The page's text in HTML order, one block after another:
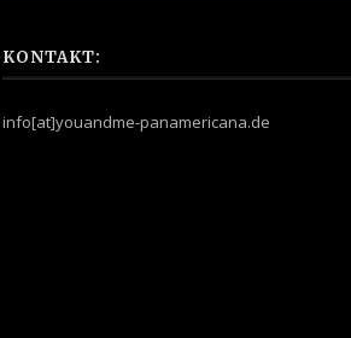
KONTAKT:
info[at]youandme-panamericana.de